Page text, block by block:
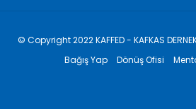
© Copyright 2022 KAFFED - KAFKAS
Bağış Yap
Dönüş Ofisi